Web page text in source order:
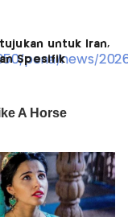
untuk Iran,
Spesifik